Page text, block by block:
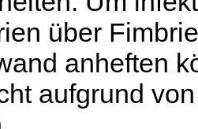
über
anheften
aufgrund